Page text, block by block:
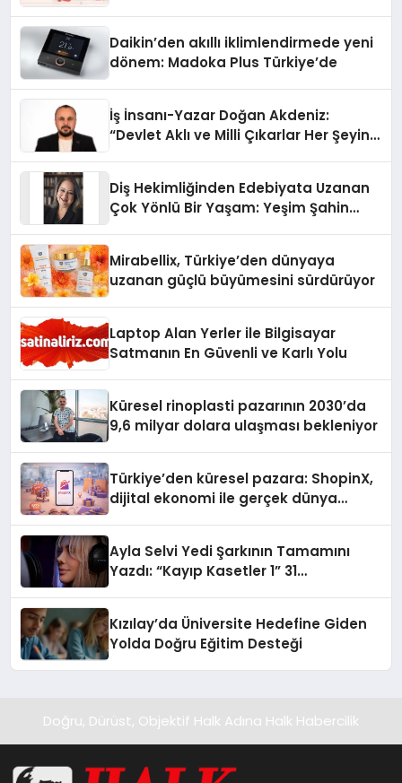
Daikin’den akıllı iklimlendirmede yeni
dönem: Madoka Plus Türkiye’de
İş İnsanı-Yazar Doğan Akdeniz:
“Devlet Aklı ve Milli Çıkarlar Her Şeyin
Diş Hekimliğinden Edebiyata Uzanan
Çok Yönlü Bir Yaşam: Yeşim Şahin
Mirabellix, Türkiye’den dünyaya
uzanan güçlü büyümesini sürdürüyor
Laptop Alan Yerler ile Bilgisayar
Satmanın En Güvenli ve Karlı Yolu
Küresel rinoplasti pazarının 2030’da
9,6 milyar dolara ulaşması bekleniyor
Türkiye’den küresel pazara: ShopinX,
dijital ekonomi ile gerçek dünya
Ayla Selvi Yedi Şarkının Tamamını
Yazdı: “Kayıp Kasetler 1” 31
Kızılay’da Üniversite Hedefine Giden
Yolda Doğru Eğitim Desteği
Doğru, Dürüst, Objektif Halk Adına Halk Habercilik